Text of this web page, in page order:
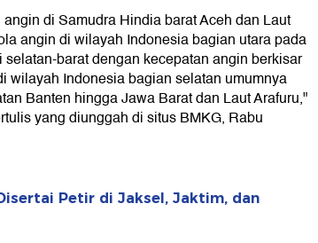
di Samudra Hindia barat Aceh dan Laut
angin di wilayah Indonesia bagian utara pada
barat dengan kecepatan angin berkisar
wilayah Indonesia bagian selatan umumnya
Banten hingga Jawa Barat dan Laut Arafuru,"
yang diunggah di situs BMKG, Rabu
Petir di Jaksel, Jaktim, dan